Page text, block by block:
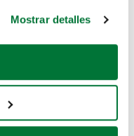
ubicación geográfica
activamente
(huellas
Mostrar detalles